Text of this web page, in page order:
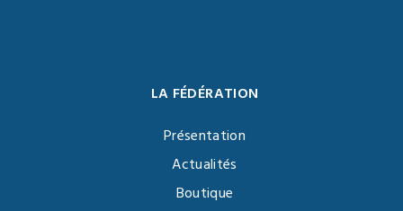
LA FÉDÉRATION
Présentation
Actualités
Boutique